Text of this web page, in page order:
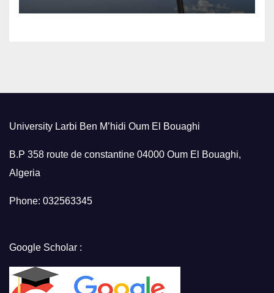
University Larbi Ben M’hidi Oum El Bouaghi
B.P 358 route de constantine 04000 Oum El Bouaghi,
Algeria
Phone: 032563345
Google Scholar :